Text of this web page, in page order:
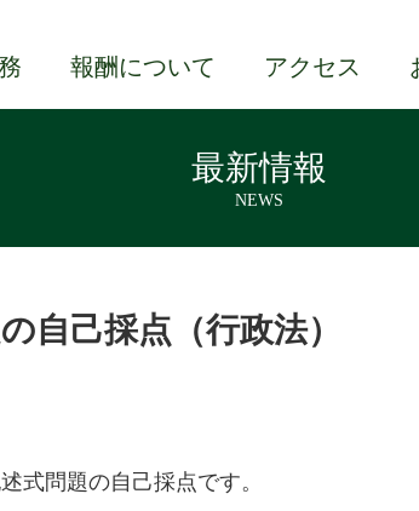
報酬について アクセス
最新情報
NEWS
自己採点（行政法）
式問題の自己採点です。